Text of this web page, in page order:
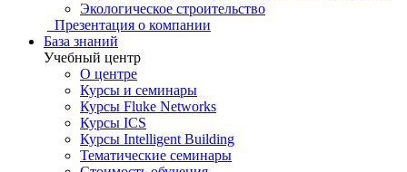
Экологическое строительство
Презентация о компании
База знаний
Учебный центр
О центре
Курсы и семинары
Курсы Fluke Networks
Курсы ICS
Курсы Intelligent Building
Тематические семинары